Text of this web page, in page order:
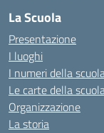
La Scuola
Presentazione
I luoghi
I numeri della
Le carte della
Organizzazione
La storia